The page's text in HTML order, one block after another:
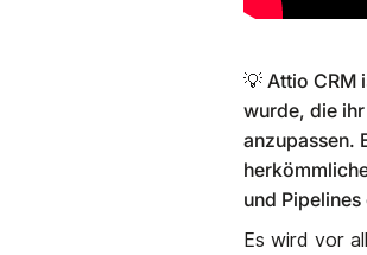
💡 Attio CRM
wurde, die
anzupassen.
und
Es wird vor